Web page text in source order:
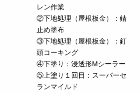
レン作業
②下地処理（屋根板金）：錆
止め塗布
③下地処理（屋根板金）：釘
頭コーキング
④下塗り：浸透形Mシーラー
⑤上塗り１回目：スーパーセ
ランマイルド